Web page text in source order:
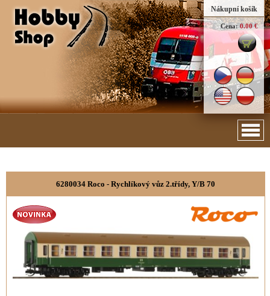
Nákupní košík
Cena: 0.00 €
6280034 Roco - Rychlíkový vůz 2.třídy, Y/B 70